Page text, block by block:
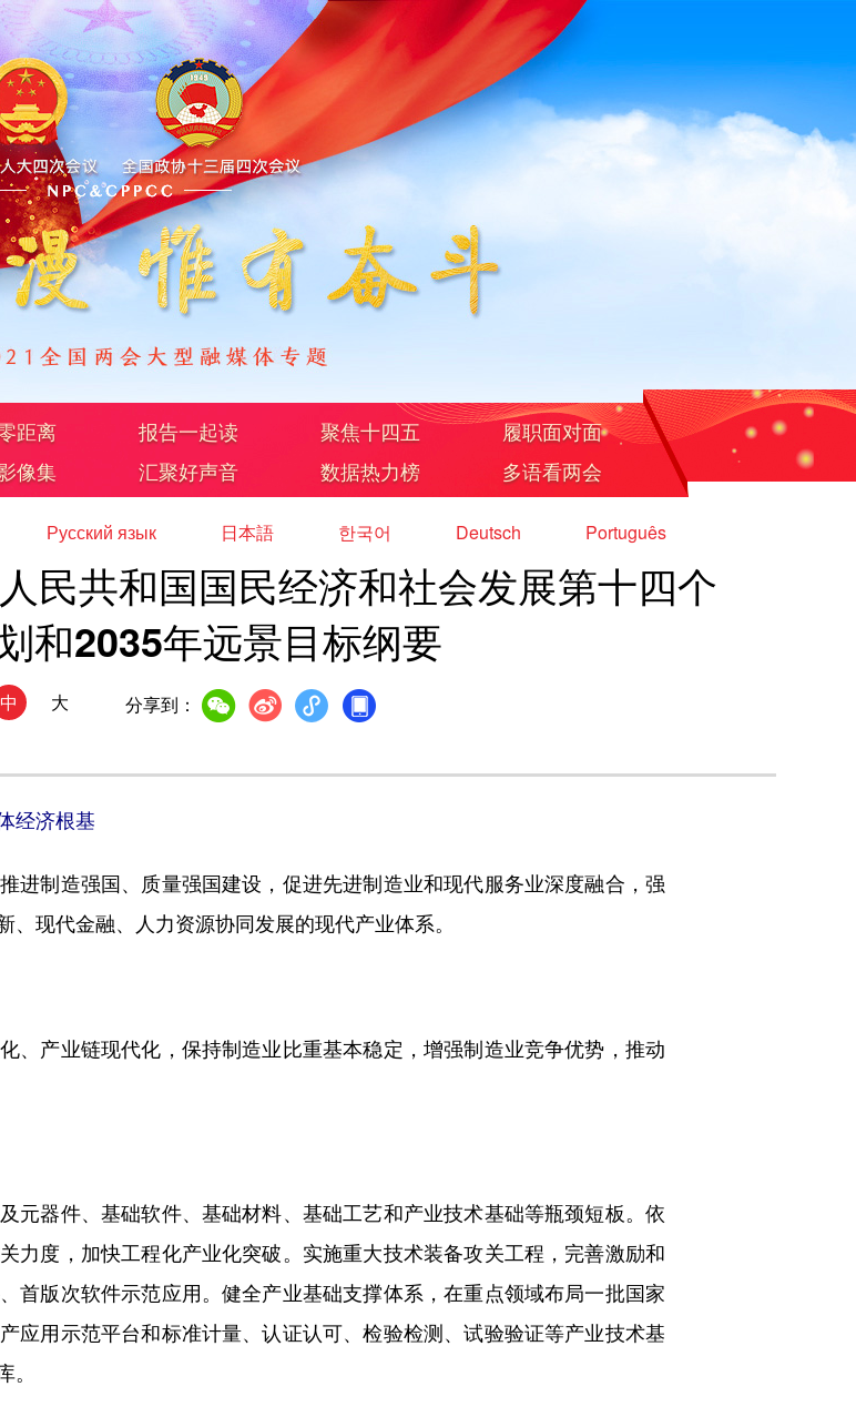
距离 报告一起读 聚焦十四五
履职面对面
像集 汇聚好声音 数据热力榜 多语看两会
Русский язык 日本語 한국어 Deutsch Português
民共和国国民经济和社会发展第十四个
和2035年远景目标纲要
中 大 分享到：
经济根基
制造强国、质量强国建设，促进先进制造业和现代服务业深度融合，强
现代金融、人力资源协同发展的现代产业体系。
产业链现代化，保持制造业比重基本稳定，增强制造业竞争优势，推动
器件、基础软件、基础材料、基础工艺和产业技术基础等瓶颈短板。依
力度，加快工程化产业化突破。实施重大技术装备攻关工程，完善激励和
首版次软件示范应用。健全产业基础支撑体系，在重点领域布局一批国家
应用示范平台和标准计量、认证认可、检验检测、试验验证等产业技术基